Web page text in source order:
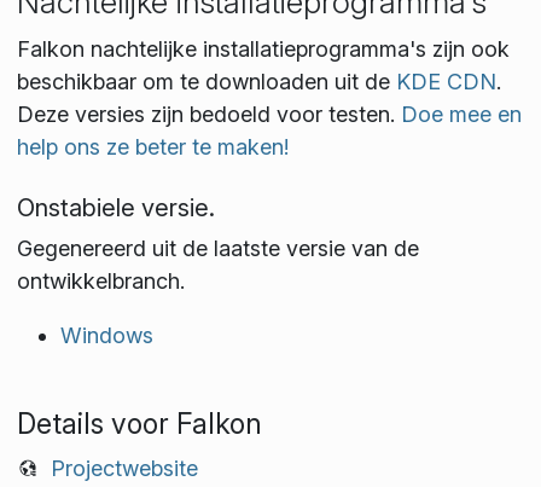
Falkon nachtelijke installatieprogramma's zijn ook
beschikbaar om te downloaden uit de KDE CDN.
Deze versies zijn bedoeld voor testen. Doe mee en
help ons ze beter te maken!
Onstabiele versie.
Gegenereerd uit de laatste versie van de
ontwikkelbranch.
Windows
Details voor Falkon
Projectwebsite